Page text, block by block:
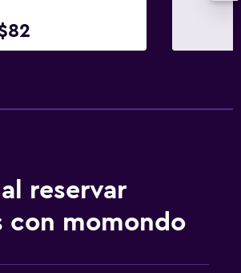
camareservar
con momondo